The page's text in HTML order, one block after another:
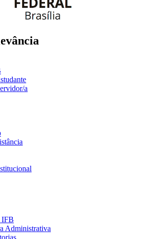
a
IFB
Administrativa